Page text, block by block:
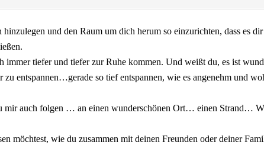
und den Raum um dich herum so einzurichten, dass es
tiefer und tiefer zur Ruhe kommen. Und weißt du, es ist
entspannen…gerade so tief entspannen, wie es angenehm und
mir auch folgen … an einen wunderschönen Ort… einen Strand…
möchtest, wie du zusammen mit deinen Freunden oder deiner